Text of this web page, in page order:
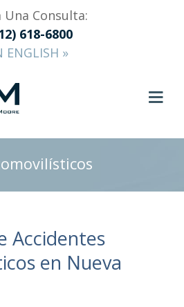
Una Consulta:
618-6800
ENGLISH »
Accidentes
en Nueva